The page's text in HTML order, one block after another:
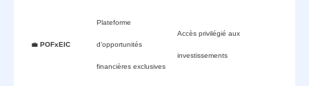
💼 POFxEIC
Plateforme
d’opportunités
financières exclusives
Accès privilégié aux
investissements